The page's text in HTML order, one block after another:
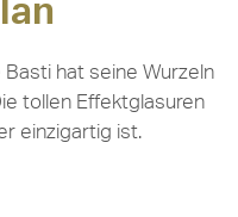
hat seine Wurzeln
tollen Effektglasuren
einzigartig ist.